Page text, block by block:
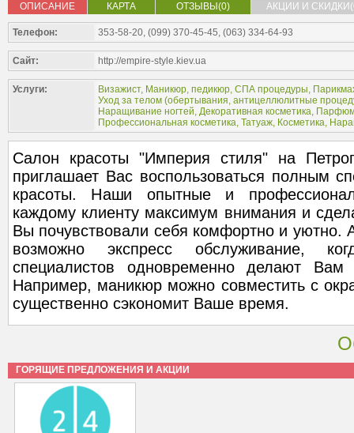
ОПИСАНИЕ КАРТА ОТЗЫВЫ(0) АКЦИИ И
Телефон: 353-58-20, (099) 370-45-45, (063) 334-64-93
Сайт: http://empire-style.kiev.ua
Услуги: Визажист, Маникюр, педикюр, СПА процедуры,
Уход за телом (обертывания, антицеллюлитные
Наращивание ногтей, Декоративная косметика,
Профессиональная косметика, Татуаж, Косметика,
Салон красоты "Империя стиля" на
приглашает Вас воспользоваться полным
красоты. Наши опытные и
каждому клиенту максимум внимания и
Вы почувствовали себя комфортно и уютно.
возможно экспресс обслуживание,
специалистов одновременно делают Вам
Например, маникюр можно совместить с
существенно сэкономит Ваше время.
ГОРЯЩИЕ ПРЕДЛОЖЕНИЯ И АКЦИИ